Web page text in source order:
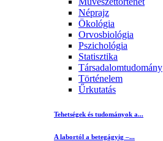
Néprajz
Ökológia
Orvosbiológia
Pszichológia
Statisztika
Társadalomtudomány
Történelem
Űrkutatás
Tehetségek és tudományok a...
A labortól a betegágyig –...